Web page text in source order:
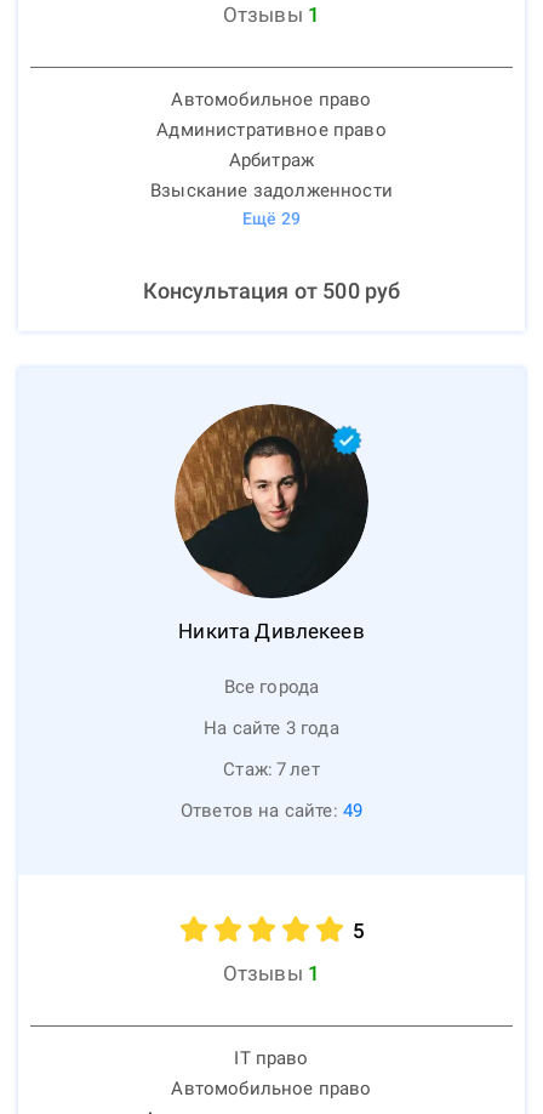
Отзывы 1
Автомобильное право
Административное право
Арбитраж
Взыскание задолженности
Ещё 29
Консультация от 500руб
Никита Дивлекеев
Все города
На сайте 3 года
Стаж: 7лет
Ответов на сайте: 49
5
Отзывы 1
IT право
Автомобильное право